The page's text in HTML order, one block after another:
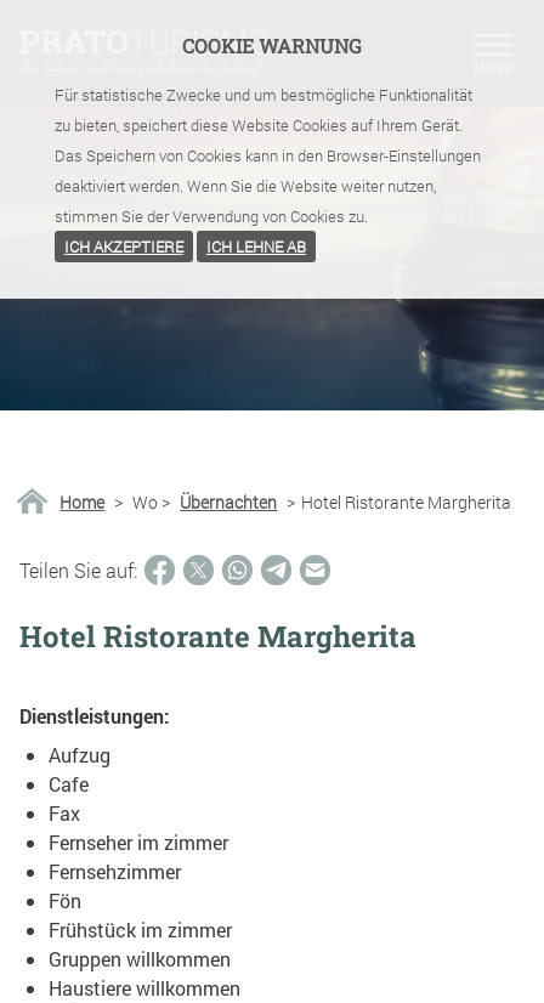
COOKIE WARNUNG
Für statistische Zwecke und um bestmögliche Funktionalität
zu bieten, speichert diese Website Cookies auf Ihrem Gerät.
Das Speichern von Cookies kann in den Browser-Einstellungen
deaktiviert werden. Wenn Sie die Website weiter nutzen,
stimmen Sie der Verwendung von Cookies zu.
ICH AKZEPTIERE
ICH LEHNE AB
Home > Wo > Übernachten > Hotel Ristorante Margherita
Teilen Sie auf:
Hotel Ristorante Margherita
Dienstleistungen:
Aufzug
Cafe
Fax
Fernseher im zimmer
Fernsehzimmer
Fön
Frühstück im zimmer
Gruppen willkommen
Haustiere willkommen